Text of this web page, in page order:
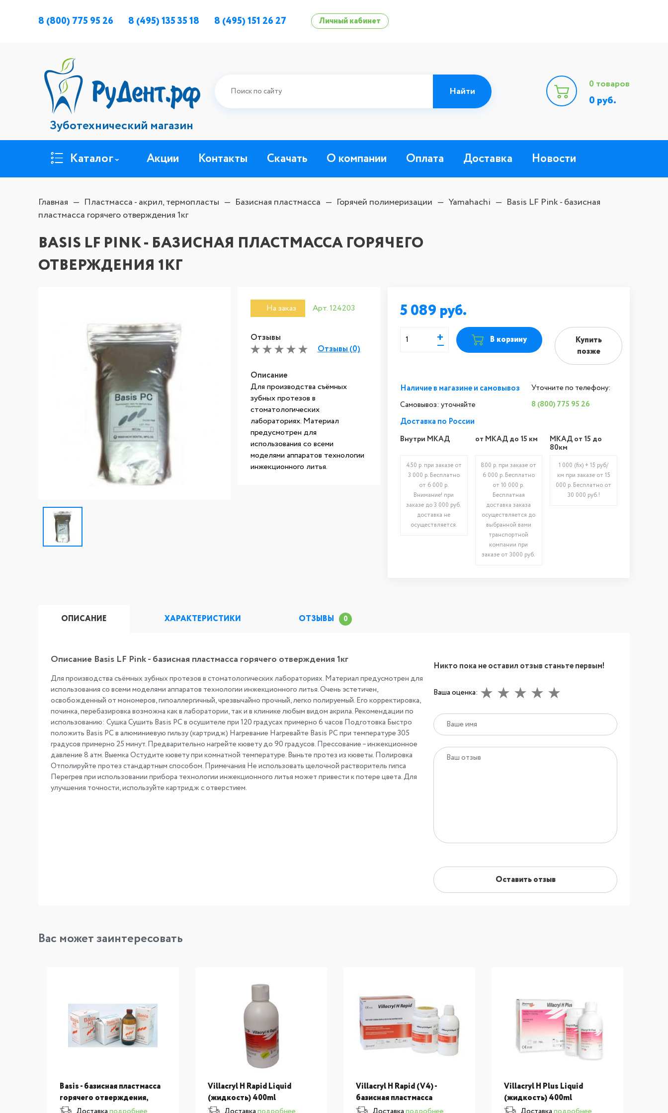
8 (800) 775 95 26 8 (495) 135 35 18 8 (495) 151 26 27 Личный кабинет
Зуботехнический магазин
0товаров
0 руб.
Каталог Акции Контакты Скачать О компании Оплата Доставка Новости
Главная Пластмасса - акрил, термопласты Базисная пластмасса Горячей полимеризации Yamahachi
Basis LF Pink - базисная
пластмасса горячего отверждения 1кг
BASIS LF PINK - БАЗИСНАЯ ПЛАСТМАССА ГОРЯЧЕГО
ОТВЕРЖДЕНИЯ 1КГ
На заказ Арт. 124203
Отзывы
Отзывы (0)
Описание
Для производства съёмных
зубных протезов в
стоматологических
лабораториях. Материал
предусмотрен для
использования со всеми
моделями аппаратов технологии
инжекционного литья.
5 089
+
— В корзину
Купить
позже
Наличие в магазине и самовывоз
Самовывоз: уточняйте
Уточните по телефону:
8 (800) 775 95 26
Доставка по России
Внутри МКАД
450 р. при заказе от
3 000 р. Бесплатно
от 6 000 р.
Внимание! при
заказе до 3 000 руб.
доставка не
осуществляется.
от МКАД до 15 км
800 р. при заказе от
6 000 р. Бесплатно
от 10 000 р.
Бесплатная
доставка заказа
осуществляется до
выбранной вами
транспортной
компании при
заказе от 3000 руб.
МКАД от 15 до
80км
1 000 (fix) + 15 руб/
км при заказе от 15
000 р. Бесплатно от
30 000 руб.!
ОПИСАНИЕ ХАРАКТЕРИСТИКИ ОТЗЫВЫ 0
Описание Basis LF Pink - базисная пластмасса горячего отверждения 1кг
Для производства съёмных зубных протезов в стоматологических лабораториях. Материал предусмотрен для
использования со всеми моделями аппаратов технологии инжекционного литья. Очень эстетичен,
освобожденный от мономеров, гипоаллергичный, чрезвычайно прочный, легко полируемый. Его корректировка,
починка, перебазировка возможна как в лаборатории, так и в клинике любым видом акрила. Рекомендации по
использованию: Сушка Сушить Basis PC в осушителе при 120 градусах примерно 6 часов Подготовка Быстро
положить Basis PC в алюминиевую гильзу (картридж) Нагревание Нагревайте Basis PC при температуре 305
градусов примерно 25 минут. Предварительно нагрейте кювету до 90 градусов. Прессование – инжекционное
давление 8 атм. Выемка Остудите кювету при комнатной температуре. Выньте протез из кюветы. Полировка
Отполируйте протез стандартным способом. Примечания Не использовать щелочной растворитель гипса
Перегрев при использовании прибора технологии инжекционного литья может привести к потере цвета. Для
улучшения точности, используйте картридж с отверстием.
Никто пока не оставил отзыв станьте первым!
Ваша оценка:
Оставить отзыв
Вас может заинтересовать
Basis - базисная пластмасса
горячего отверждения,
Набор 1кг+500мл, цвет
Villacryl H Rapid Liquid
(жидкость) 400ml
Villacryl H Rapid (V4) -
базисная пластмасса
ускоренной горячей
Villacryl H Plus Liquid
(жидкость) 400ml